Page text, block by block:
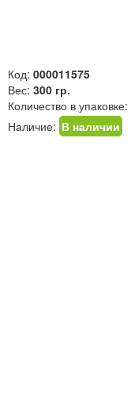
Код: 000011575
Вес: 300 гр.
Количество в упаковке:
Наличие: В наличии